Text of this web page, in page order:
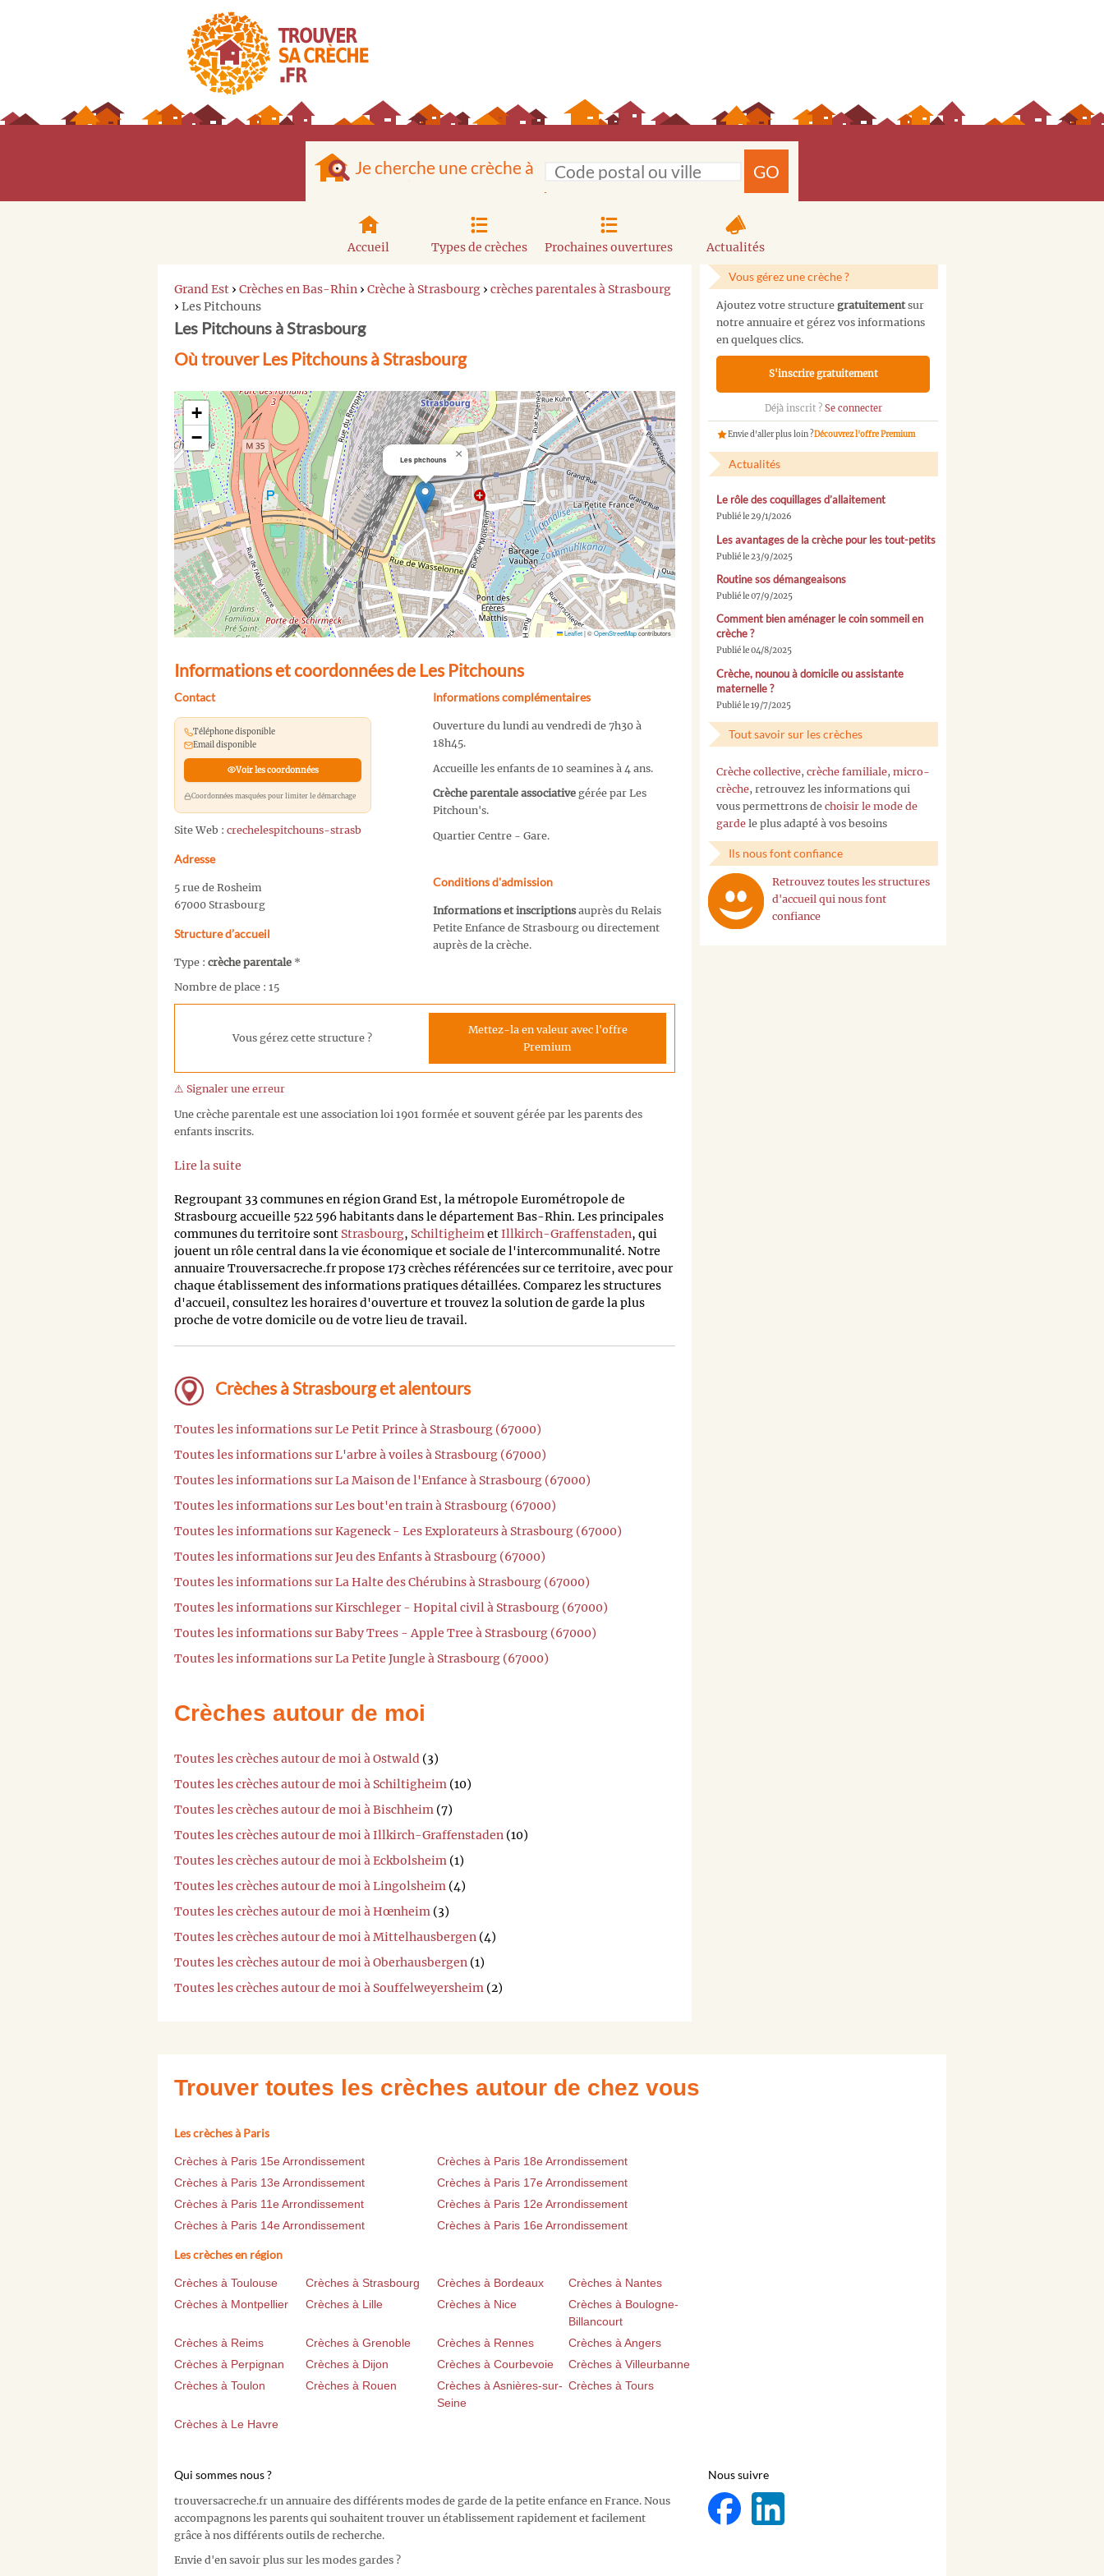
Je cherche une crèche à GO
Accueil Types de crèches Prochaines ouvertures Actualités
Grand Est › Crèches en Bas-Rhin › Crèche à Strasbourg › crèches parentales à Strasbourg
› Les Pitchouns
Les Pitchouns à Strasbourg
Où trouver Les Pitchouns à Strasbourg
Les pitchouns ×
+
−
Leaflet|©OpenStreetMapcontributors
Informations et coordonnées de Les Pitchouns
Contact
Téléphone disponible
Email disponible
Voir les coordonnées
Coordonnées masquées pour limiter le démarchage
Site Web : crechelespitchouns-strasb
Adresse
5 rue de Rosheim
67000 Strasbourg
Structure d’accueil
Type : crèche parentale *
Nombre de place : 15
Informations complémentaires
Ouverture du lundi au vendredi de 7h30 à
18h45.
Accueille les enfants de 10 seamines à 4 ans.
Crèche parentale associativegérée par Les
Pitchoun's.
Quartier Centre - Gare.
Conditions d'admission
Informations et inscriptionsauprès du Relais
Petite Enfance de Strasbourg ou directement
auprès de la crèche.
Vous gérez cette structure ?
Mettez-la en valeur avec l'offre
Premium
⚠️ Signaler une erreur
Une crèche parentale est une association loi 1901 formée et souvent gérée par les parents des
enfants inscrits.
Lire la suite
Regroupant 33 communes en région Grand Est, la métropole Eurométropole de
Strasbourg accueille 522 596 habitants dans le département Bas-Rhin. Les principales
communes du territoire sont Strasbourg, SchiltigheimetIllkirch-Graffenstaden, qui
jouent un rôle central dans la vie économique et sociale de l'intercommunalité. Notre
annuaire Trouversacreche.fr propose 173 crèches référencées sur ce territoire, avec pour
chaque établissement des informations pratiques détaillées. Comparez les structures
d'accueil, consultez les horaires d'ouverture et trouvez la solution de garde la plus
proche de votre domicile ou de votre lieu de travail.
Crèches à Strasbourg et alentours
Toutes les informations sur Le Petit Prince à Strasbourg (67000)
Toutes les informations sur L'arbre à voiles à Strasbourg (67000)
Toutes les informations sur La Maison de l'Enfance à Strasbourg (67000)
Toutes les informations sur Les bout'en train à Strasbourg (67000)
Toutes les informations sur Kageneck - Les Explorateurs à Strasbourg (67000)
Toutes les informations sur Jeu des Enfants à Strasbourg (67000)
Toutes les informations sur La Halte des Chérubins à Strasbourg (67000)
Toutes les informations sur Kirschleger - Hopital civil à Strasbourg (67000)
Toutes les informations sur Baby Trees - Apple Tree à Strasbourg (67000)
Toutes les informations sur La Petite Jungle à Strasbourg (67000)
Crèches autour de moi
Toutes les crèches autour de moi à Ostwald (3)
Toutes les crèches autour de moi à Schiltigheim (10)
Toutes les crèches autour de moi à Bischheim (7)
Toutes les crèches autour de moi à Illkirch-Graffenstaden (10)
Toutes les crèches autour de moi à Eckbolsheim (1)
Toutes les crèches autour de moi à Lingolsheim (4)
Toutes les crèches autour de moi à Hœnheim (3)
Toutes les crèches autour de moi à Mittelhausbergen (4)
Toutes les crèches autour de moi à Oberhausbergen (1)
Toutes les crèches autour de moi à Souffelweyersheim (2)
Vous gérez une crèche ?
Ajoutez votre structure gratuitementsur
notre annuaire et gérez vos informations
en quelques clics.
S'inscrire gratuitement
Déjà inscrit ? Se connecter
Envie d'aller plus loin ?Découvrez l'offre Premium
Actualités
Le rôle des coquillages d’allaitement
Publié le 29/1/2026
Les avantages de la crèche pour les tout-petits
Publié le 23/9/2025
Routine sos démangeaisons
Publié le 07/9/2025
Comment bien aménager le coin sommeil en
crèche ?
Publié le 04/8/2025
Crèche, nounou à domicile ou assistante
maternelle ?
Publié le 19/7/2025
Tout savoir sur les crèches
Crèche collective, crèche familiale, micro-
crèche, retrouvez les informations qui
vous permettrons de choisir le mode de
garde le plus adapté à vos besoins
Ils nous font confiance
Retrouvez toutes les structures
d'accueil qui nous font
confiance
Trouver toutes les crèches autour de chez vous
Les crèches à Paris
Crèches à Paris 15e Arrondissement
Crèches à Paris 18e Arrondissement
Crèches à Paris 13e Arrondissement
Crèches à Paris 17e Arrondissement
Crèches à Paris 11e Arrondissement
Crèches à Paris 12e Arrondissement
Crèches à Paris 14e Arrondissement
Crèches à Paris 16e Arrondissement
Les crèches en région
Crèches à Toulouse Crèches à Strasbourg Crèches à Bordeaux
Crèches à Nantes
Crèches à Montpellier
Crèches à Lille Crèches à Nice
Crèches à Boulogne-
Billancourt
Crèches à Reims
Crèches à Grenoble Crèches à Rennes
Crèches à Angers
Crèches à Perpignan
Crèches à Dijon Crèches à Courbevoie
Crèches à Villeurbanne
Crèches à Toulon
Crèches à Rouen
Crèches à Asnières-sur-
Seine
Crèches à Tours
Crèches à Le Havre
Qui sommes nous ?
trouversacreche.fr un annuaire des différents modes de garde de la petite enfance en France. Nous
accompagnons les parents qui souhaitent trouver un établissement rapidement et facilement
grâce à nos différents outils de recherche.
Envie d'en savoir plus sur les modes gardes ?
Nous suivre